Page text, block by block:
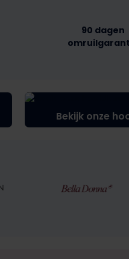
90 dagen
Bekijk onze